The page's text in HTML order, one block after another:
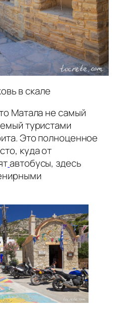
в скале
Матала не самый
туристами
Это полноценное
куда от
автобусы, здесь